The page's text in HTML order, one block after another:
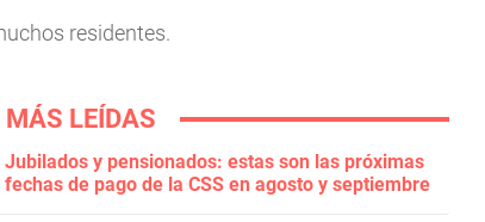
residentes.
LEÍDAS
Jubilados y pensionados: estas son las próximas
fechas de pago de la CSS en agosto y septiembre